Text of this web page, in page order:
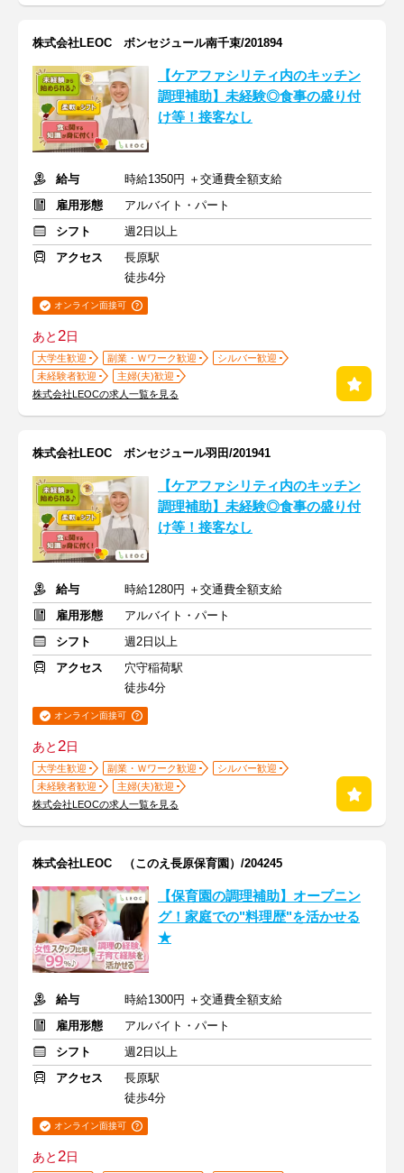
株式会社LEOC ボンセジュール南千束/201894
【ケアファシリティ内のキッチン
調理補助】未経験◎食事の盛り付
け等！接客なし
給与
時給1350円 ＋交通費全額支給
雇用形態
アルバイト・パート
シフト
週2日以上
アクセス
長原駅
徒歩4分
オンライン面接可
あと2日
大学生歓迎 副業・Ｗワーク歓迎
シルバー歓迎
未経験者歓迎
主婦(夫)歓迎
株式会社LEOCの求人一覧を見る
株式会社LEOC ボンセジュール羽田/201941
【ケアファシリティ内のキッチン
調理補助】未経験◎食事の盛り付
け等！接客なし
給与
時給1280円 ＋交通費全額支給
雇用形態
アルバイト・パート
シフト
週2日以上
アクセス
穴守稲荷駅
徒歩4分
オンライン面接可
あと2日
大学生歓迎 副業・Ｗワーク歓迎
シルバー歓迎
未経験者歓迎
主婦(夫)歓迎
株式会社LEOCの求人一覧を見る
株式会社LEOC （このえ長原保育園）/204245
【保育園の調理補助】オープニン
グ！家庭での"料理歴"を活かせる
★
給与
時給1300円 ＋交通費全額支給
雇用形態
アルバイト・パート
シフト
週2日以上
アクセス
長原駅
徒歩4分
オンライン面接可
あと2日